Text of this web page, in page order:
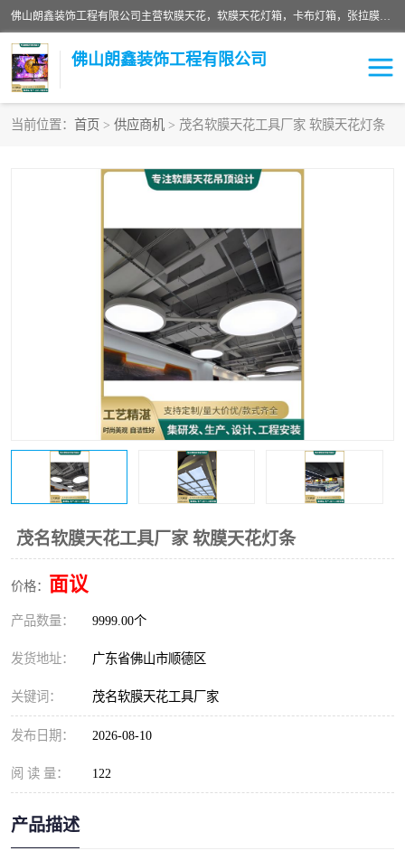
佛山朗鑫装饰工程有限公司主营软膜天花，软膜天花灯箱，卡布灯箱，张拉膜等产品，价格实惠，支持定制；公司专业装饰铺面，家居，会展特装，软膜等工程，技能精良人员，安装快、价格合理，质量保证、热诚与各方有识人士合作，欢迎新老客户来电咨询。
佛山朗鑫装饰工程有限公司
当前位置： 首页 > 供应商机 > 茂名软膜天花工具厂家 软膜天花灯条
茂名软膜天花工具厂家 软膜天花灯条
价格： 面议
产品数量： 9999.00个
发货地址： 广东省佛山市顺德区
关键词： 茂名软膜天花工具厂家
发布日期： 2026-08-10
阅 读 量： 122
产品描述